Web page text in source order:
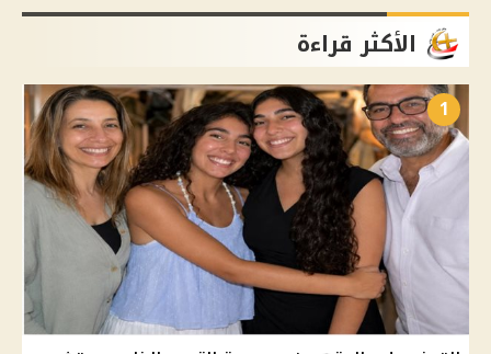
الأكثر قراءة
1